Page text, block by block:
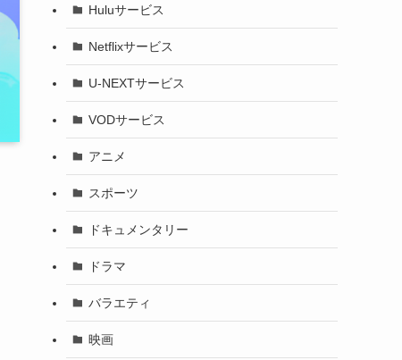
Huluサービス
Netflixサービス
U-NEXTサービス
VODサービス
アニメ
スポーツ
ドキュメンタリー
ドラマ
バラエティ
映画